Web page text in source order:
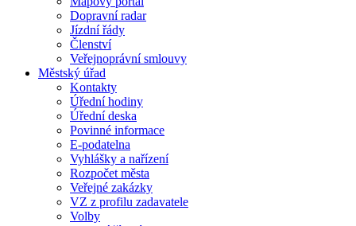
Dopravní radar
Jízdní řády
Členství
Veřejnoprávní smlouvy
Městský úřad
Kontakty
Úřední hodiny
Úřední deska
Povinné informace
E-podatelna
Vyhlášky a nařízení
Rozpočet města
Veřejné zakázky
VZ z profilu zadavatele
Volby